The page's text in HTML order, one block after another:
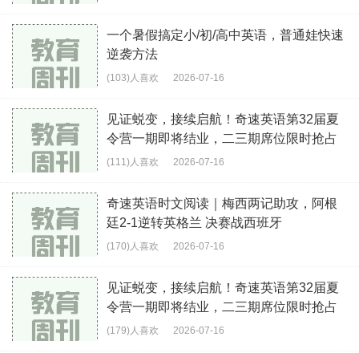
一个暑假搞定小/初/高中英语，普通娃快速
逆袭方法
(103)人喜欢 2026-07-16
见证蜕变，接续启航！奇速英语第32届夏
令营一期即将结业，二三期席位限时抢占
(111)人喜欢 2026-07-16
奇速英语时文阅读｜梅西两记助攻，阿根
廷2-1逆转英格兰 决赛战西班牙
(170)人喜欢 2026-07-16
见证蜕变，接续启航！奇速英语第32届夏
令营一期即将结业，二三期席位限时抢占
(179)人喜欢 2026-07-16